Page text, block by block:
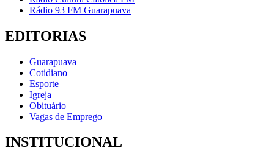
Rádio 93 FM Guarapuava
EDITORIAS
Guarapuava
Cotidiano
Esporte
Igreja
Obituário
Vagas de Emprego
INSTITUCIONAL